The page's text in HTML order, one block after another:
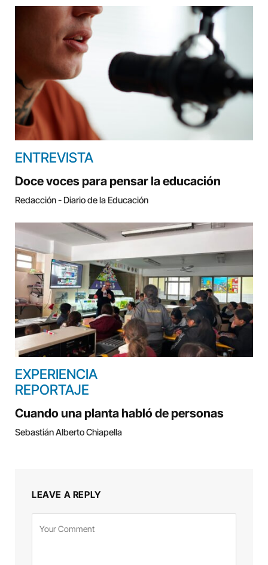
ENTREVISTA
Doce voces para pensar la educación
Redacción - Diario de la Educación
EXPERIENCIA
REPORTAJE
Cuando una planta habló de personas
Sebastián Alberto Chiapella
LEAVE A REPLY